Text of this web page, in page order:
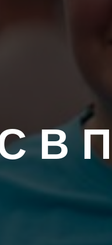
В